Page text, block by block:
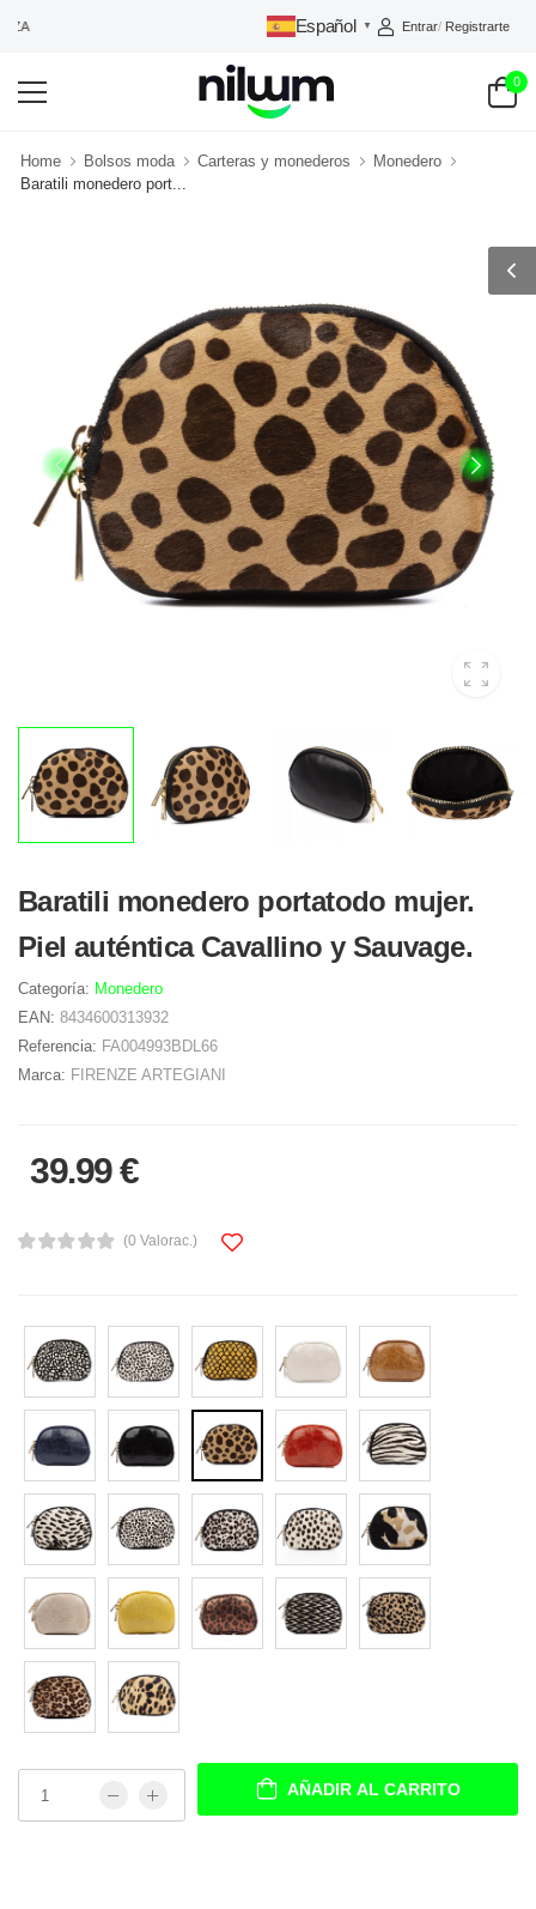
NILUUM: TU TIENDA DE CONFIANZA
Español ▼ Entrar/ Registrarte
0
Home Bolsos moda Carteras y monederos
Monedero
Baratili monedero port...
Baratili monedero portatodo mujer.
Piel auténtica Cavallino y Sauvage.
Categoría: Monedero
EAN: 8434600313932
Referencia: FA004993BDL66
Marca: FIRENZE ARTEGIANI
39.99 €
(0 Valorac.)
AÑADIR AL CARRITO